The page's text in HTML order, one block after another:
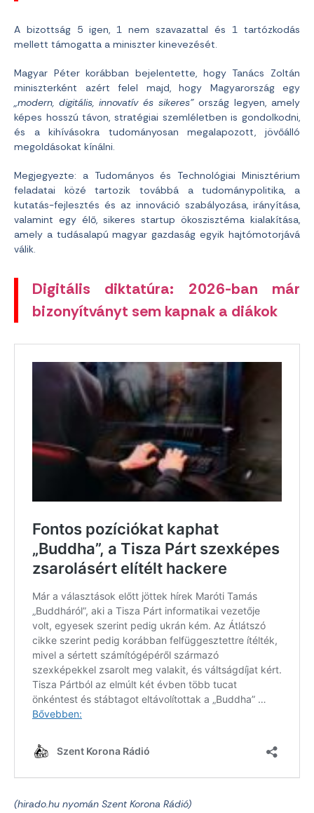
A bizottság 5 igen, 1 nem szavazattal és 1 tartózkodás
mellett támogatta a miniszter kinevezését.
Magyar Péter korábban bejelentette, hogy Tanács Zoltán
miniszterként azért felel majd, hogy Magyarország egy
„modern, digitális, innovatív és sikeres”ország legyen, amely
képes hosszú távon, stratégiai szemléletben is gondolkodni,
és a kihívásokra tudományosan megalapozott, jövőálló
megoldásokat kínálni.
Megjegyezte: a Tudományos és Technológiai Minisztérium
feladatai közé tartozik továbbá a tudománypolitika, a
kutatás-fejlesztés és az innováció szabályozása, irányítása,
valamint egy élő, sikeres startup ökoszisztéma kialakítása,
amely a tudásalapú magyar gazdaság egyik hajtómotorjává
válik.
Digitális diktatúra: 2026-ban már
bizonyítványt sem kapnak a diákok
(hirado.hu nyomán Szent Korona Rádió)